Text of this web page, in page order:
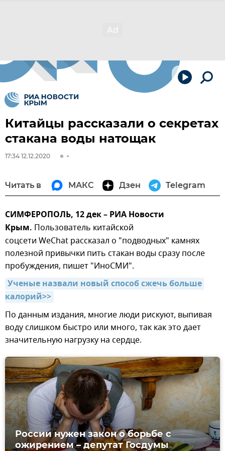
Китайцы рассказали о секретах
стакана воды натощак
17:34 12.12.2020
Читать в МАКС Дзен Telegram
СИМФЕРОПОЛЬ, 12 дек – РИА Новости
Крым. Пользователь китайской
соцсети WeChat рассказал о "подводных" камнях
полезной привычки пить стакан воды сразу после
пробуждения, пишет "ИноСМИ".
Ученые назвали новый способ сжечь больше
калорий>>
По данным издания, многие люди рискуют, выпивая
воду слишком быстро или много, так как это дает
значительную нагрузку на сердце.
России нужен закон о борьбе с
ожирением – депутат Госдумы